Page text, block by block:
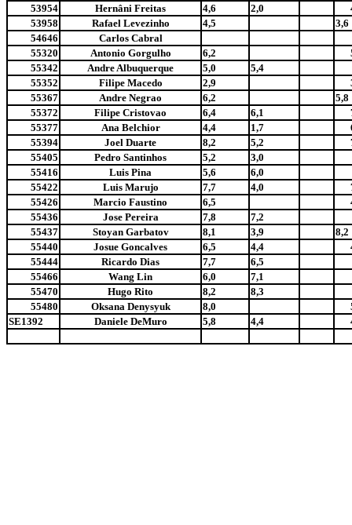
53954
Hernâni Freitas 4,6 2,0
53958
Rafael Levezinho 4,5
3,6
54646
Carlos Cabral
55320
Antonio Gorgulho 6,2
55342
Andre Albuquerque 5,0
5,4
55352
Filipe Macedo 2,9
55367
Andre Negrao 6,2
5,8
55372
Filipe Cristovao 6,4 6,1
55377
Ana Belchior 4,4 1,7
55394
Joel Duarte 8,2 5,2
55405
Pedro Santinhos 5,2
3,0
55416
Luis Pina 5,6
6,0
55422
Luis Marujo 7,7 4,0
55426
Marcio Faustino 6,5
55436
Jose Pereira 7,8
7,2
55437
Stoyan Garbatov 8,1 3,9
8,2
55440
Josue Goncalves 6,5 4,4
55444
Ricardo Dias 7,7
6,5
55466
Wang Lin 6,0
7,1
55470
Hugo Rito 8,2
8,3
55480
Oksana Denysyuk 8,0
SE1392
Daniele DeMuro 5,8 4,4